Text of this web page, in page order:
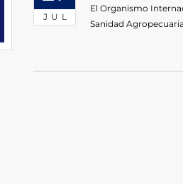
JUL
El Organismo
Sanidad